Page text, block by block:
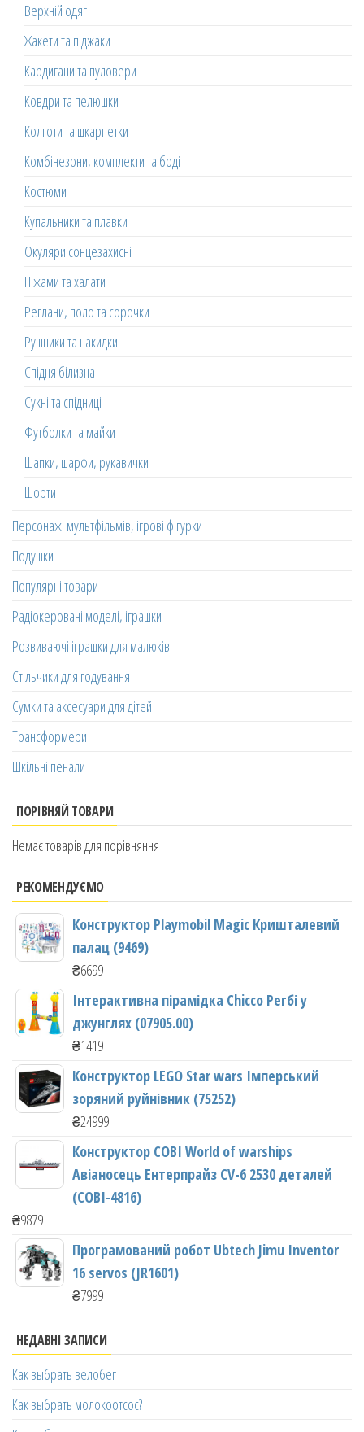
Верхній одяг
Жакети та піджаки
Кардигани та пуловери
Ковдри та пелюшки
Колготи та шкарпетки
Комбінезони, комплекти та боді
Костюми
Купальники та плавки
Окуляри сонцезахисні
Піжами та халати
Реглани, поло та сорочки
Рушники та накидки
Спідня білизна
Сукні та спідниці
Футболки та майки
Шапки, шарфи, рукавички
Шорти
Персонажі мультфільмів, ігрові фігурки
Подушки
Популярні товари
Радіокеровані моделі, іграшки
Розвиваючі іграшки для малюків
Стільчики для годування
Сумки та аксесуари для дітей
Трансформери
Шкільні пенали
ПОРІВНЯЙ ТОВАРИ
Немає товарів для порівняння
РЕКОМЕНДУЄМО
Конструктор Playmobil Magic Кришталевий
палац (9469)
₴6699
Інтерактивна пірамідка Chicco Регбі у
джунглях (07905.00)
₴1419
Конструктор LEGO Star wars Імперський
зоряний руйнівник (75252)
₴24999
Конструктор COBI World of warships
Авіаносець Ентерпрайз CV-6 2530 деталей
(COBI-4816)
₴9879
Програмований робот Ubtech Jimu Inventor
16 servos (JR1601)
₴7999
НЕДАВНІ ЗАПИСИ
Как выбрать велобег
Как выбрать молокоотсос?